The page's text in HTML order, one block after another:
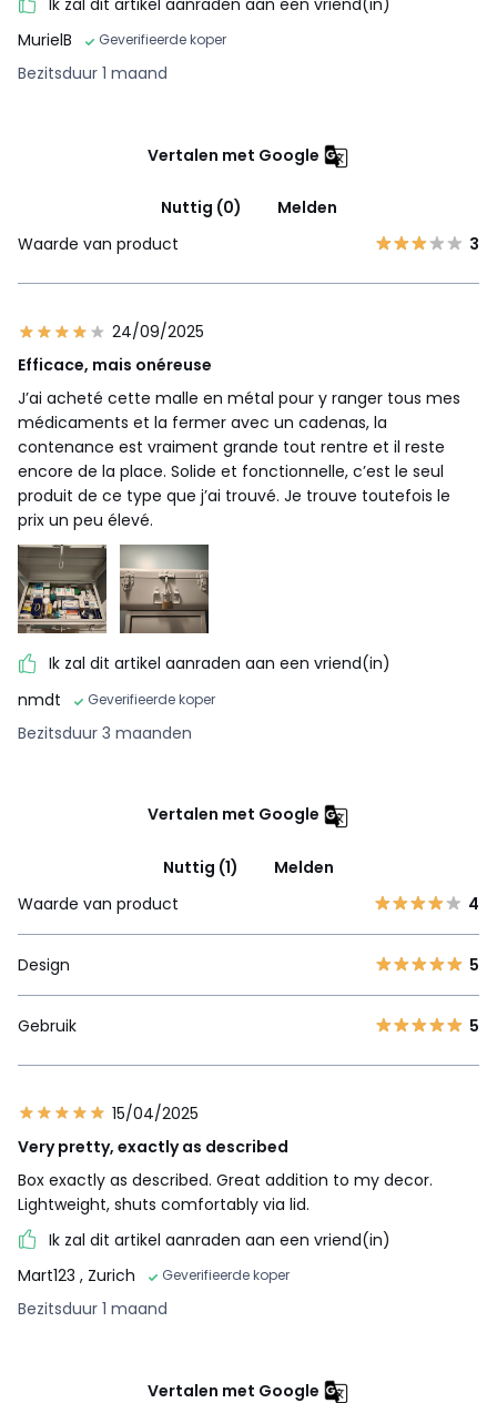
Ik zal dit artikel aanraden aan een vriend(in)
MurielB
Geverifieerde koper
Bezitsduur 1 maand
Vertalen met Google
Nuttig (0)
Melden
Waarde van product
3
24/09/2025
Efficace, mais onéreuse
J’ai acheté cette malle en métal pour y ranger tous mes
médicaments et la fermer avec un cadenas, la
contenance est vraiment grande tout rentre et il reste
encore de la place. Solide et fonctionnelle, c’est le seul
produit de ce type que j’ai trouvé. Je trouve toutefois le
prix un peu élevé.
Ik zal dit artikel aanraden aan een vriend(in)
nmdt
Geverifieerde koper
Bezitsduur 3 maanden
Vertalen met Google
Nuttig (1)
Melden
Waarde van product
4
Design 5
Gebruik 5
15/04/2025
Very pretty, exactly as described
Box exactly as described. Great addition to my decor.
Lightweight, shuts comfortably via lid.
Ik zal dit artikel aanraden aan een vriend(in)
Mart123 , Zurich Geverifieerde koper
Bezitsduur 1 maand
Vertalen met Google